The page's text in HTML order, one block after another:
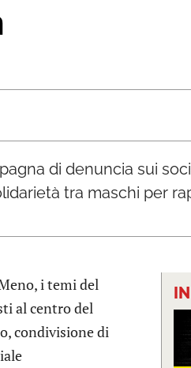
di denuncia sui
tra maschi per
i temi del
al centro del
condivisione di